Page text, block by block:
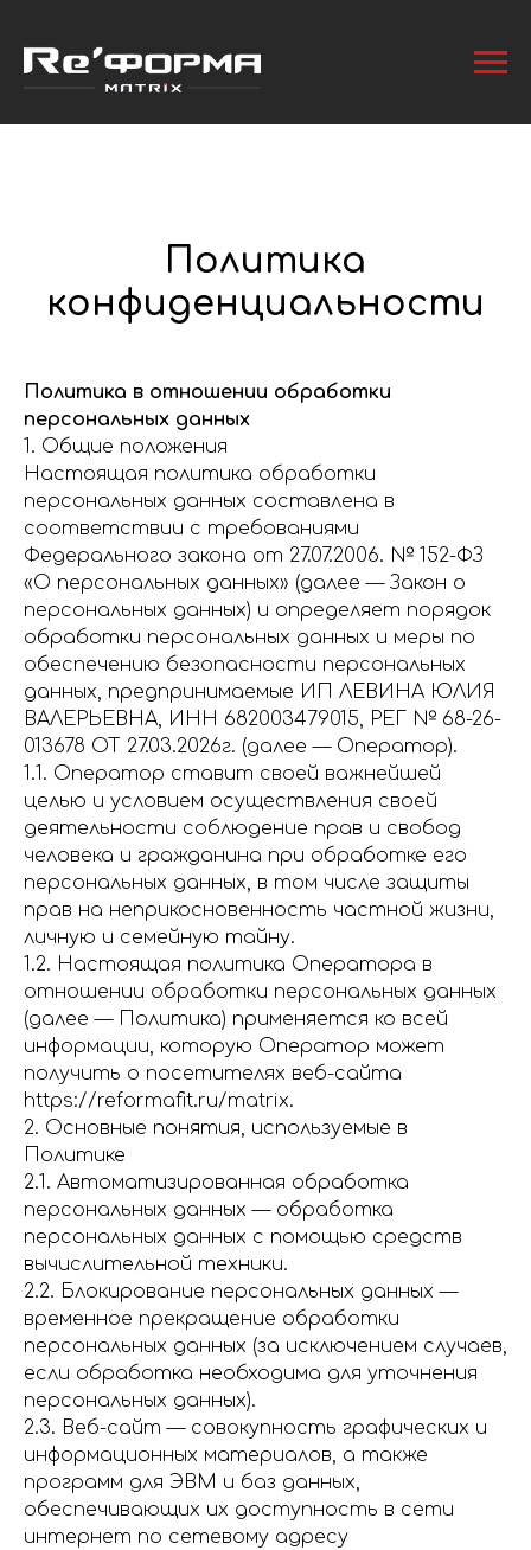
Политика
конфиденциальности
Политика в отношении обработки
персональных данных
1. Общие положения
Настоящая политика обработки
персональных данных составлена в
соответствии с требованиями
Федерального закона от 27.07.2006. № 152-ФЗ
«О персональных данных» (далее — Закон о
персональных данных) и определяет порядок
обработки персональных данных и меры по
обеспечению безопасности персональных
данных, предпринимаемые ИП ЛЕВИНА ЮЛИЯ
ВАЛЕРЬЕВНА, ИНН 682003479015, РЕГ № 68-26-
013678 ОТ 27.03.2026г. (далее — Оператор).
1.1. Оператор ставит своей важнейшей
целью и условием осуществления своей
деятельности соблюдение прав и свобод
человека и гражданина при обработке его
персональных данных, в том числе защиты
прав на неприкосновенность частной жизни,
личную и семейную тайну.
1.2. Настоящая политика Оператора в
отношении обработки персональных данных
(далее — Политика) применяется ко всей
информации, которую Оператор может
получить о посетителях веб-сайта
https://reformafit.ru/matrix.
2. Основные понятия, используемые в
Политике
2.1. Автоматизированная обработка
персональных данных — обработка
персональных данных с помощью средств
вычислительной техники.
2.2. Блокирование персональных данных —
временное прекращение обработки
персональных данных (за исключением случаев,
если обработка необходима для уточнения
персональных данных).
2.3. Веб-сайт — совокупность графических и
информационных материалов, а также
программ для ЭВМ и баз данных,
обеспечивающих их доступность в сети
интернет по сетевому адресу